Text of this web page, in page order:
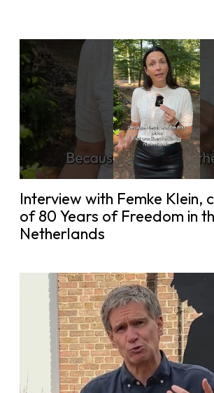
Interview with Femke Klein, coordinator
of 80 Years of Freedom in
Netherlands